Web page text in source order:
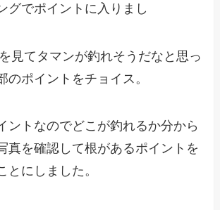
グでポイントに入りまし
見てタマンが釣れそうだなと思っ
のポイントをチョイス。
ントなのでどこが釣れるか分から
真を確認して根があるポイントを
とにしました。